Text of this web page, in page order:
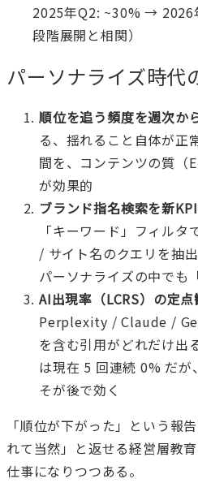
2025年Q2: ~30% → 2026
段階展開と相関）
パーソナライズ時代
順位を追う頻度を週次か
る、揺れること自体が正
間を、コンテンツの質（
が効果的
ブランド指名検索を新
「キーワード」フィル
/ サイト名のクエリを抽
パーソナライズの中でも
AI出現率（LCRS）の定点
Perplexity / Claude /
を含む引用がどれだけ出
は現在 5 回連続 0% だが
そが後で効く
「順位が下がった」という報
れて当然」と返せる経営層教
仕事になりつつある。